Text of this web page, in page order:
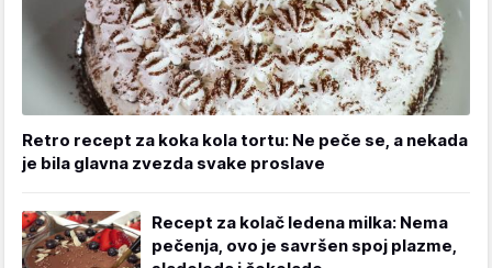
Retro recept za koka kola tortu: Ne peče se, a nekada
je bila glavna zvezda svake proslave
Recept za kolač ledena milka: Nema
pečenja, ovo je savršen spoj plazme,